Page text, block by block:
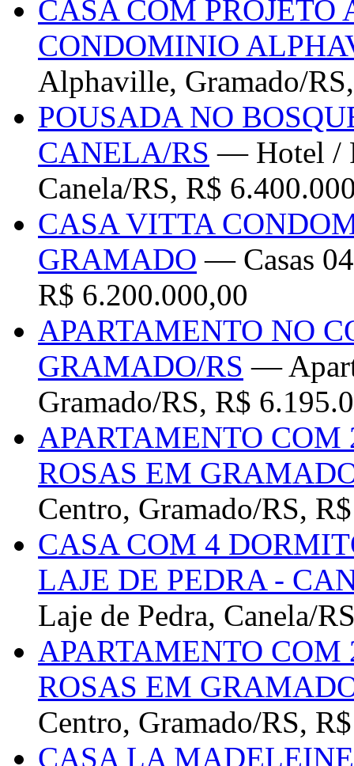
CASA COM PROJETO
CONDOMINIO
Alphaville, Gramado/
POUSADA NO
CANELA/RS — Hotel /
Canela/RS, R$
CASA VITTA
GRAMADO — Casas
R$ 6.200.000,00
APARTAMENTO NO
GRAMADO/RS —
Gramado/RS, R$
APARTAMENTO COM
ROSAS EM
Centro, Gramado/RS,
CASA COM 4
LAJE DE PEDRA -
Laje de Pedra, Canela/
APARTAMENTO COM
ROSAS EM
Centro, Gramado/RS,
CASA LA